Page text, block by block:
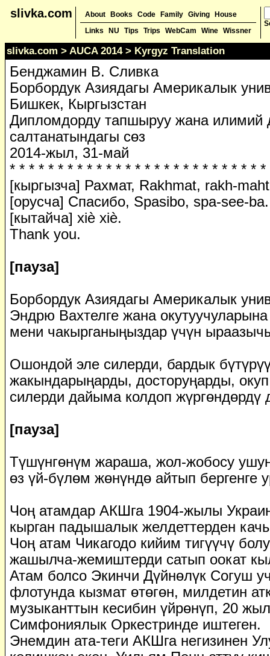
slivka.com About Books Code Family Giving
House
Links
NU Tips Trips WebCam Wine Wissner
slivka.com > AUCA 2014> Kyrgyz Translation
Бенджамин В. Сливка
Борбордук Азиядагы Америкалык
Бишкек, Кыргызстан
Дипломдорду тапшыруу жана илимий
салтанатындагы сөз
2014-жыл, 31-май
* * * * * * * * * * * * * * * * * * * * * * * * * *
[кыргызча] Рахмат, Rakhmat, rakh-
[орусча] Спасибо, Spasibo, spa-see-ba.
[кытайча] xiè xiè.
Thank you.
[пауза]
Борбордук Азиядагы Америкалык
Эндрю Вахтелге жана окутуучуларына
мени чакырганыңыздар үчүн
Ошондой эле силерди, бардык
жакындарыңарды, досторуңарды,
силерди дайыма колдоп жүргөндөрдү
[пауза]
Түшүнгөнүм жараша, жол-жобосу
өз үй-бүлөм жөнүндө айтып бергенге
Чоң атамдар АКШга 1904-жылы
кырган падышалык желдеттерден
Чоң атам Чикагодо кийим тигүүчү
жашылча-жемиштерди сатып оокат
Атам болсо Экинчи Дүйнөлүк Согуш
флотунда кызмат өтөгөн, милдетин
музыканттын кесибин үйрөнүп, 20
Симфониялык Оркестринде иштеген.
Энемдин ата-теги АКШга негизинен